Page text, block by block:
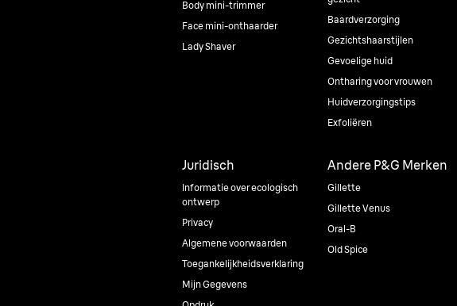
Body mini-trimmer
Face mini-onthaarder
Lady Shaver
Baardverzorging
Gezichtshaarstijlen
Gevoelige huid
Ontharing voor vrouwen
Huidverzorgingstips
Exfoliëren
Juridisch
Informatie over ecologisch
ontwerp
Privacy
Algemene voorwaarden
Toegankelijkheidsverklaring
Mijn Gegevens
Andere P&G Merken
Gillette
Gillette Venus
Oral-B
Old Spice